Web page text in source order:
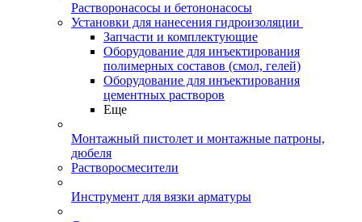
Растворонасосы и бетононасосы
Установки для нанесения гидроизоляции
Запчасти и комплектующие
Оборудование для инъектирования
полимерных составов (смол, гелей)
Оборудование для инъектирования
цементных растворов
Еще
Монтажный пистолет и монтажные патроны,
дюбеля
Растворосмесители
Инструмент для вязки арматуры